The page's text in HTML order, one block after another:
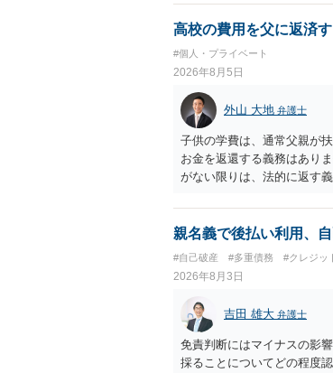
を述べた場合は、捜査はあ
しなさいよ」程度の注意で
高校の費用を父に返済
#個人・プライベート
2026年8月5日
外山 大地 弁護士
子供の学費は、通常父親が
お金を返還する義務はあり
がない限りは、法的に返す
親名義で後払い利用、
#自己破産 #多重債務 #クレジッ
2026年8月3日
吉田 雄大 弁護士
免責判断にはマイナスの影
採ることについてどの程度